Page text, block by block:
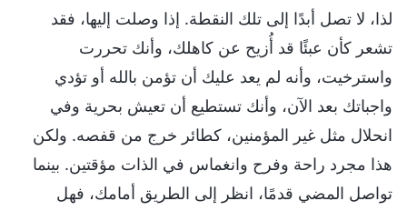
لذا، لا تصل أبدًا إلى تلك النقطة. إذا وصلت إليها، فقد
تشعر كأن عبئًا قد أُزيح عن كاهلك، وأنك تحررت
واسترخيت، وأنه لم يعد عليك أن تؤمن بالله أو تؤدي
واجباتك بعد الآن، وأنك تستطيع أن تعيش بحرية وفي
انحلال مثل غير المؤمنين، كطائر خرج من قفصه. ولكن
هذا مجرد راحة وفرح وانغماس في الذات مؤقتين. بينما
تواصل المضي قدمًا، انظر إلى الطريق أمامك، فهل